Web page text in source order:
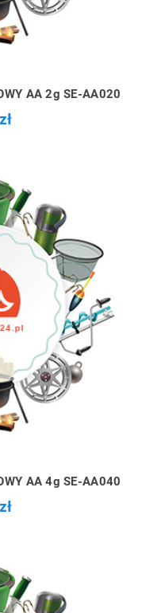
AA 2g SE-AA020
AA 4g SE-AA040